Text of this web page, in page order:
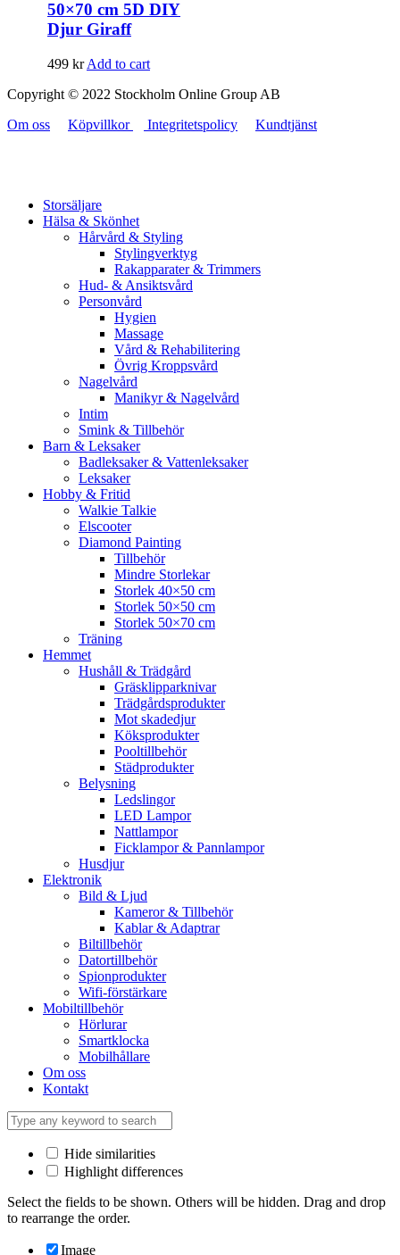
50×70 cm 5D DIY
Djur Giraff
499 kr Add to cart
Copyright © 2022 Stockholm Online Group AB
Om oss
Köpvillkor Integritetspolicy Kundtjänst
Storsäljare
Hälsa & Skönhet
Hårvård & Styling
Stylingverktyg
Rakapparater & Trimmers
Hud- & Ansiktsvård
Personvård
Hygien
Massage
Vård & Rehabilitering
Övrig Kroppsvård
Nagelvård
Manikyr & Nagelvård
Intim
Smink & Tillbehör
Barn & Leksaker
Badleksaker & Vattenleksaker
Leksaker
Hobby & Fritid
Walkie Talkie
Elscooter
Diamond Painting
Tillbehör
Mindre Storlekar
Storlek 40×50 cm
Storlek 50×50 cm
Storlek 50×70 cm
Träning
Hemmet
Hushåll & Trädgård
Gräsklipparknivar
Trädgårdsprodukter
Mot skadedjur
Köksprodukter
Pooltillbehör
Städprodukter
Belysning
Ledslingor
LED Lampor
Nattlampor
Ficklampor & Pannlampor
Husdjur
Elektronik
Bild & Ljud
Kameror & Tillbehör
Kablar & Adaptrar
Biltillbehör
Datortillbehör
Spionprodukter
Wifi-förstärkare
Mobiltillbehör
Hörlurar
Smartklocka
Mobilhållare
Om oss
Kontakt
Hide similarities
Highlight differences
Select the fields to be shown. Others will be hidden. Drag and drop
to rearrange the order.
Image